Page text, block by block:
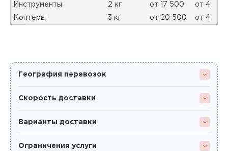
Инструменты 2 кг от 17 500 от 4
Коптеры 3 кг от 20 500 от 4
География перевозок
Скорость доставки
Варианты доставки
Ограничения услуги